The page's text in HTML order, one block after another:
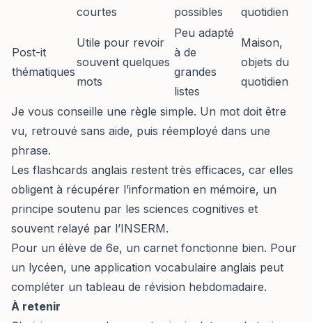
courtes
possibles
quotidien
Post-it
thématiques
Utile pour revoir
souvent quelques
mots
Peu adapté
à de
grandes
listes
Maison,
objets du
quotidien
Je vous conseille une règle simple. Un mot doit être
vu, retrouvé sans aide, puis réemployé dans une
phrase.
Les flashcards anglais restent très efficaces, car elles
obligent à récupérer l’information en mémoire, un
principe soutenu par les sciences cognitives et
souvent relayé par l’INSERM.
Pour un élève de 6e, un carnet fonctionne bien. Pour
un lycéen, une application vocabulaire anglais peut
compléter un tableau de révision hebdomadaire.
À retenir